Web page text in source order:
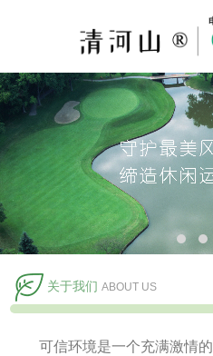
关于我们 ABOUT US
可信环境是一个充满激情的